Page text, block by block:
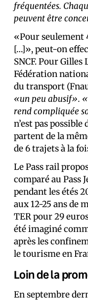
fréquentées.
peuvent être
«Pour seulement
[…]», peut-on
SNCF. Pour
Fédération
du transport
«un peu abusif».
rend compliquée
n’est pas
partent de la
de 6 trajets à la
Le Pass rail
comparé au Pass
pendant les étés
aux 12-25 ans de
TER pour 29
été imaginé
après les
le tourisme en
Loin de la
En septembre